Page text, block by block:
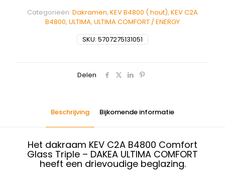
SKU: 5707275131051
Categorieën: Dakramen, KEV B4800 ( hout), KEV C2A
B4800, ULTIMA, ULTIMA COMFORT / ENERGY
Delen
Beschrijving Bijkomende informatie
Het dakraam KEV C2A B4800 Comfort
Glass Triple – DAKEA ULTIMA COMFORT
heeft een drievoudige beglazing.